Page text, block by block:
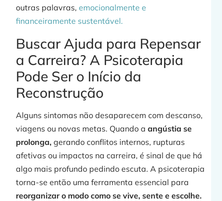
outras palavras, emocionalmente e
financeiramente sustentável.
Buscar Ajuda para Repensar
a Carreira? A Psicoterapia
Pode Ser o Início da
Reconstrução
Alguns sintomas não desaparecem com descanso,
viagens ou novas metas. Quando aangústia se
prolonga, gerando conflitos internos, rupturas
afetivas ou impactos na carreira, é sinal de que há
algo mais profundo pedindo escuta. A psicoterapia
torna-se então uma ferramenta essencial para
reorganizar o modo como se vive, sente e escolhe.